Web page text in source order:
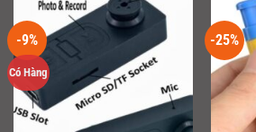
-9%
Có Hàng
-25%